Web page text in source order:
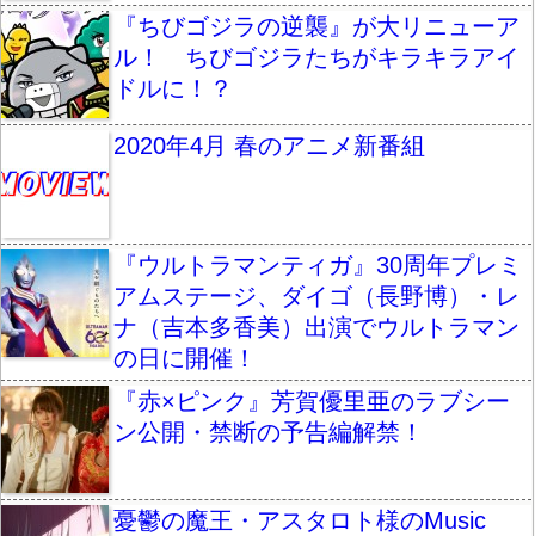
『ちびゴジラの逆襲』が大リニューア
ル！ ちびゴジラたちがキラキラアイ
ドルに！？
2020年4月 春のアニメ新番組
『ウルトラマンティガ』30周年プレミ
アムステージ、ダイゴ（長野博）・レ
ナ（吉本多香美）出演でウルトラマン
の日に開催！
『赤×ピンク』芳賀優里亜のラブシー
ン公開・禁断の予告編解禁！
憂鬱の魔王・アスタロト様のMusic